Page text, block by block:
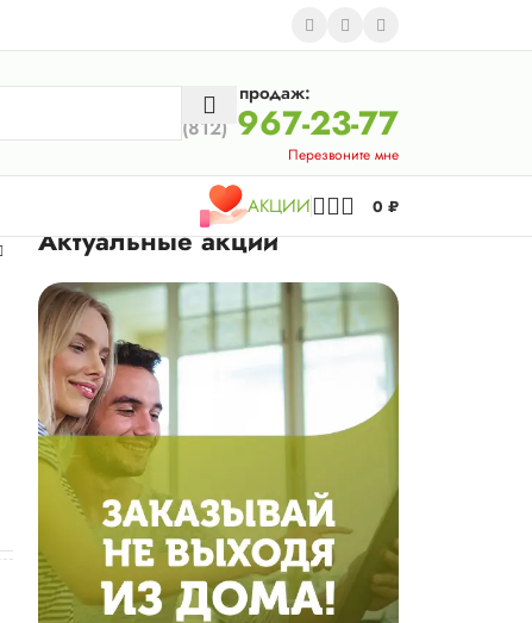
Отдел продаж:
(812) 967-23-77
Перезвоните мне
АКЦИИ 0 ₽
Актуальные акции